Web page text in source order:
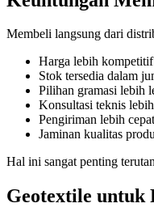
Membeli langsung dari
Harga lebih
Stok tersedia dalam
Pilihan gramasi lebih
Konsultasi teknis
Pengiriman lebih
Jaminan kualitas
Hal ini sangat penting
Geotextile untuk